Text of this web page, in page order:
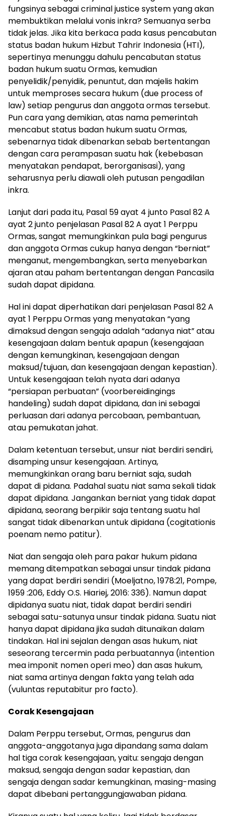
fungsinya sebagai criminal justice system yang akan
membuktikan melalui vonis inkra? Semuanya serba
tidak jelas. Jika kita berkaca pada kasus pencabutan
status badan hukum Hizbut Tahrir Indonesia (HTI),
sepertinya menunggu dahulu pencabutan status
badan hukum suatu Ormas, kemudian
penyelidik/penyidik, penuntut, dan majelis hakim
untuk memproses secara hukum (due process of
law) setiap pengurus dan anggota ormas tersebut.
Pun cara yang demikian, atas nama pemerintah
mencabut status badan hukum suatu Ormas,
sebenarnya tidak dibenarkan sebab bertentangan
dengan cara perampasan suatu hak (kebebasan
menyatakan pendapat, berorganisasi), yang
seharusnya perlu diawali oleh putusan pengadilan
inkra.
Lanjut dari pada itu, Pasal 59 ayat 4 junto Pasal 82 A
ayat 2 junto penjelasan Pasal 82 A ayat 1 Perppu
Ormas, sangat memungkinkan pula bagi pengurus
dan anggota Ormas cukup hanya dengan “berniat”
menganut, mengembangkan, serta menyebarkan
ajaran atau paham bertentangan dengan Pancasila
sudah dapat dipidana.
Hal ini dapat diperhatikan dari penjelasan Pasal 82 A
ayat 1 Perppu Ormas yang menyatakan “yang
dimaksud dengan sengaja adalah “adanya niat” atau
kesengajaan dalam bentuk apapun (kesengajaan
dengan kemungkinan, kesengajaan dengan
maksud/tujuan, dan kesengajaan dengan kepastian).
Untuk kesengajaan telah nyata dari adanya
“persiapan perbuatan” (voorbereidingings
handeling) sudah dapat dipidana, dan ini sebagai
perluasan dari adanya percobaan, pembantuan,
atau pemukatan jahat.
Dalam ketentuan tersebut, unsur niat berdiri sendiri,
disamping unsur kesengajaan. Artinya,
memungkinkan orang baru berniat saja, sudah
dapat di pidana. Padahal suatu niat sama sekali tidak
dapat dipidana. Jangankan berniat yang tidak dapat
dipidana, seorang berpikir saja tentang suatu hal
sangat tidak dibenarkan untuk dipidana (cogitationis
poenam nemo patitur).
Niat dan sengaja oleh para pakar hukum pidana
memang ditempatkan sebagai unsur tindak pidana
yang dapat berdiri sendiri (Moeljatno, 1978:21, Pompe,
1959 :206, Eddy O.S. Hiariej, 2016: 336). Namun dapat
dipidanya suatu niat, tidak dapat berdiri sendiri
sebagai satu-satunya unsur tindak pidana. Suatu niat
hanya dapat dipidana jika sudah ditunaikan dalam
tindakan. Hal ini sejalan dengan asas hukum, niat
seseorang tercermin pada perbuatannya (intention
mea imponit nomen operi meo) dan asas hukum,
niat sama artinya dengan fakta yang telah ada
(vuluntas reputabitur pro facto).
Corak Kesengajaan
Dalam Perppu tersebut, Ormas, pengurus dan
anggota-anggotanya juga dipandang sama dalam
hal tiga corak kesengajaan, yaitu: sengaja dengan
maksud, sengaja dengan sadar kepastian, dan
sengaja dengan sadar kemungkinan, masing-masing
dapat dibebani pertanggungjawaban pidana.